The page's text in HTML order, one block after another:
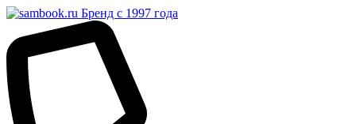
Бренд с 1997 года